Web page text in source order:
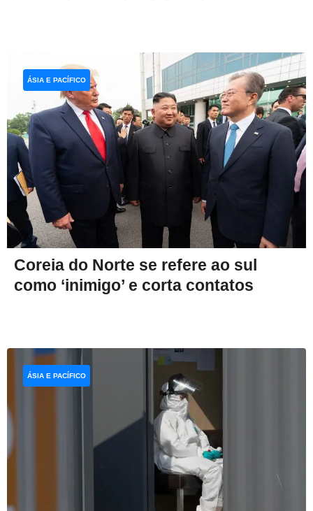
Coreia do Norte se refere ao sul
como ‘inimigo’ e corta contatos
ÁSIA E PACÍFICO
ÁSIA E PACÍFICO